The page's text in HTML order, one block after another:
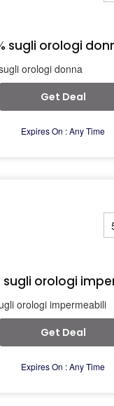
sugli orologi
orologi donna
Get Deal
Expires On : Any Time
sugli orologi
orologi impermeabili
Get Deal
Expires On : Any Time